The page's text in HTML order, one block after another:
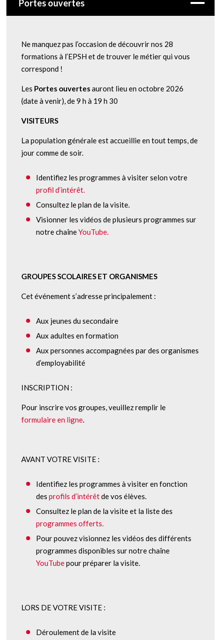
Portes ouvertes
Ne manquez pas l’occasion de découvrir nos 28
formations à l’EPSH et de trouver le métier qui vous
correspond !
Les Portes ouvertesauront lieu en octobre 2026
(date à venir), de 9 h à 19 h 30
VISITEURS
La population générale est accueillie en tout temps, de
jour comme de soir.
Identifiez les programmes à visiter selon votre
profil d’intérêt.
Consultez le plan de la visite.
Visionner les vidéos de plusieurs programmes sur
notre chaîneYouTube.
GROUPES SCOLAIRES ET ORGANISMES
Cet événement s’adresse principalement :
Aux jeunes du secondaire
Aux adultes en formation
Aux personnes accompagnées par des organismes
d’employabilité
INSCRIPTION :
Pour inscrire vos groupes, veuillez remplir le
formulaire en ligne.
AVANT VOTRE VISITE :
Identifiez les programmes à visiter en fonction
desprofils d’intérêtde vos élèves.
Consultez le plan de la visite et la liste des
programmes offerts.
Pour pouvez visionnez les vidéos des différents
programmes disponibles sur notre chaîne
YouTubepour préparer la visite.
LORS DE VOTRE VISITE :
Déroulement de la visite